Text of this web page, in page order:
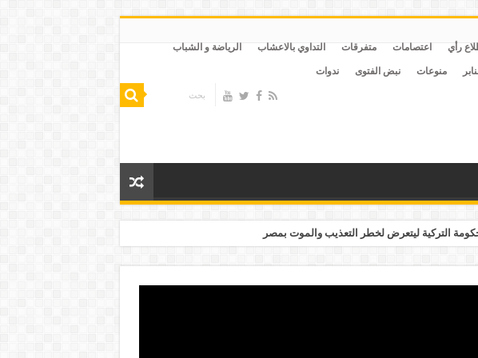
رأي اعتصامات متفرقات التداوي بالاعشاب الرياضة و الشباب
منوعات نبض الفتوى ندوات
التركية ليتعرض لخطر التعذيب والموت بمصر